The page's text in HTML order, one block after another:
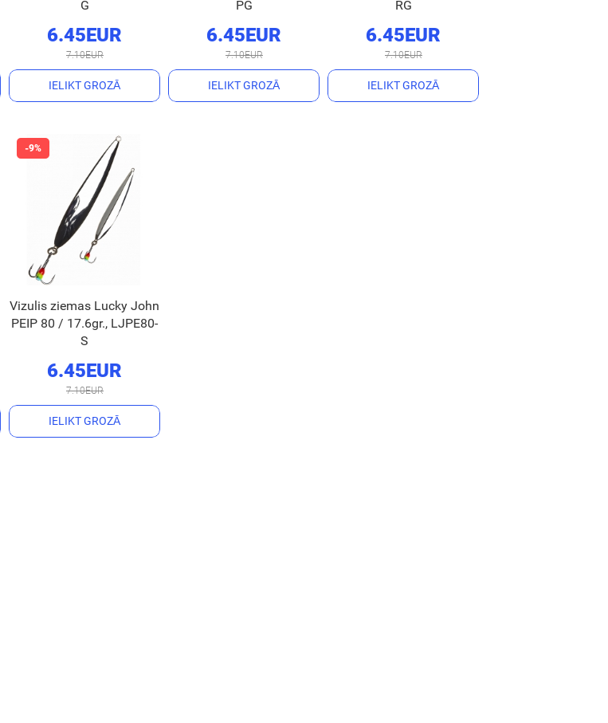
G
6.45EUR
7.10EUR
IELIKT GROZĀ
PG
6.45EUR
7.10EUR
IELIKT GROZĀ
RG
6.45EUR
7.10EUR
IELIKT GROZĀ
Vizulis ziemas Lucky John
PEIP 80 / 17.6gr., LJPE80-
S
6.45EUR
7.10EUR
IELIKT GROZĀ